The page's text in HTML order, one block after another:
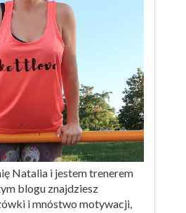
Natalia i jestem trenerem
blogu znajdziesz
i mnóstwo motywacji,